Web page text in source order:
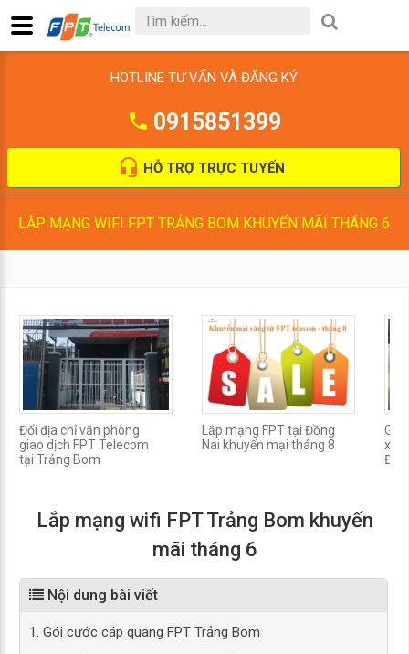
HOTLINE TƯ VẤN VÀ ĐĂNG KÝ
0915851399
HỖ TRỢ TRỰC TUYẾN
LẮP MẠNG WIFI FPT TRẢNG BOM KHUYẾN MÃI THÁNG 6
Đổi địa chỉ văn phòng
giao dịch FPT Telecom
tại Trảng Bom
Lắp mạng FPT tại Đồng
Nai khuyến mại tháng 8
Gói
xã
Lắp mạng wifi FPT Trảng Bom khuyến
mãi tháng 6
Nội dung bài viết
1. Gói cước cáp quang FPT Trảng Bom